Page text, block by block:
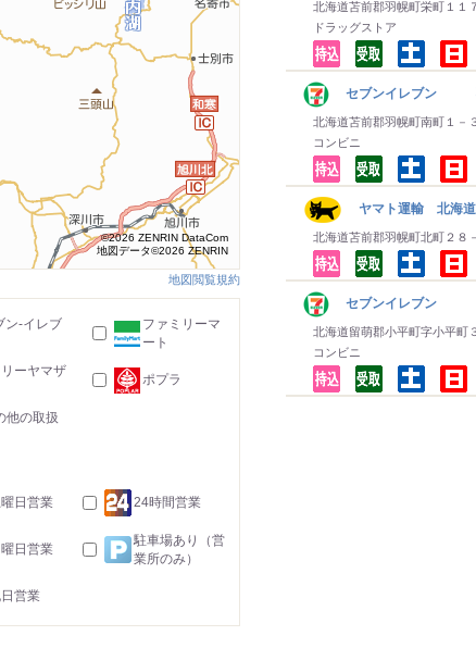
北海道苫前郡羽幌町栄町１１
ドラッグストア
セブンイレブン
北海道苫前郡羽幌町南町１－
コンビニ
ヤマト運輸 北海道
北海道苫前郡羽幌町北町２８
セブンイレブン
北海道留萌郡小平町字小平町
コンビニ
©2026 ZENRIN DataCom
地図データ©2026 ZENRIN
地図閲覧規約
ン-イレブ
ファミリーマ
ート
ーヤマザ
ポプラ
他の取扱
日営業 24時間営業
曜日営業
駐車場あり（営
業所のみ）
営業